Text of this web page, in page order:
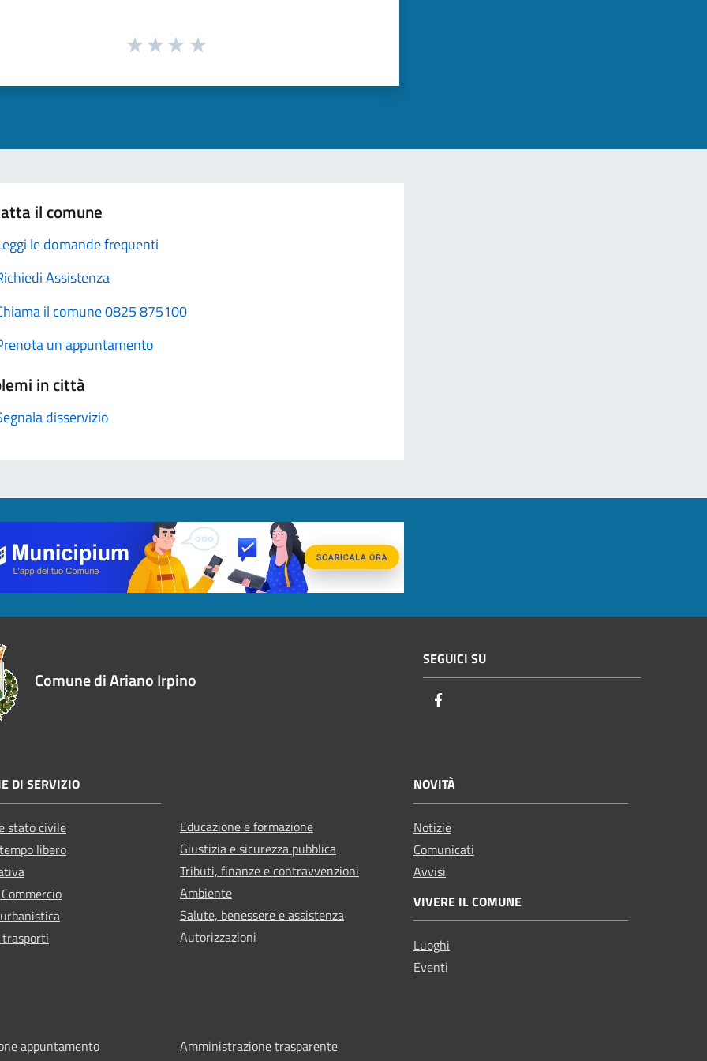
il comune
le domande frequenti
Assistenza
il comune 0825 875100
un appuntamento
in città
disservizio
Comune di Ariano Irpino
SEGUICI SU
DI SERVIZIO
stato civile
libero
Educazione e formazione
Giustizia e sicurezza pubblica
Tributi, finanze e contravvenzioni
Ambiente
Salute, benessere e assistenza
Autorizzazioni
NOVITÀ
Notizie
Comunicati
Avvisi
VIVERE IL COMUNE
Luoghi
Eventi
appuntamento
Amministrazione trasparente